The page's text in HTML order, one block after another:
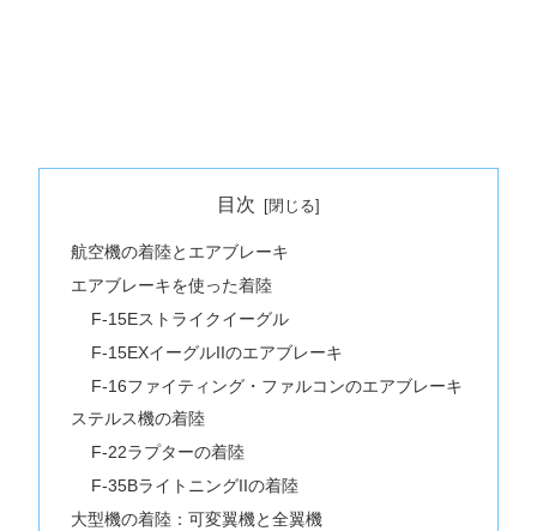
目次
航空機の着陸とエアブレーキ
エアブレーキを使った着陸
F-15Eストライクイーグル
F-15EXイーグルIIのエアブレーキ
F-16ファイティング・ファルコンのエアブレーキ
ステルス機の着陸
F-22ラプターの着陸
F-35BライトニングIIの着陸
大型機の着陸：可変翼機と全翼機